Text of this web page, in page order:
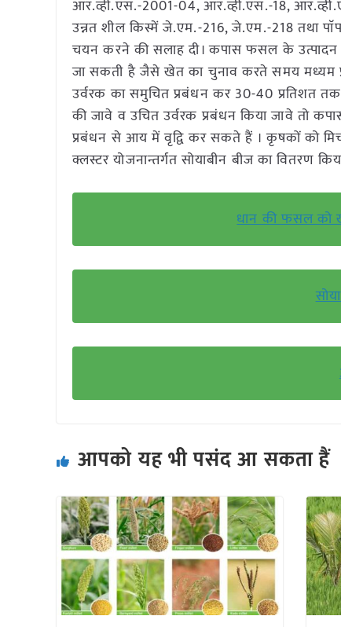
आर.व्ही.एस.-2001-04, आर.व्ही.एस.-18,
उन्नत शील किस्में जे.एम.-216, जे.एम.-218 तथा
चयन करने की सलाह दी। कपास फसल के उत्पादन में
जा सकती है जैसे खेत का चुनाव करते समय मध्यम
उर्वरक का समुचित प्रबंधन कर 30-40 प्रतिशत तक
की जावे व उचित उर्वरक प्रबंधन किया जावे तो
प्रबंधन से आय में वृद्वि कर सकते हैं । कृषकों को
क्लस्टर योजनान्तर्गत सोयाबीन बीज का वितरण
धान की फसल को
आपको यह भी पसंद आ सकता हैं